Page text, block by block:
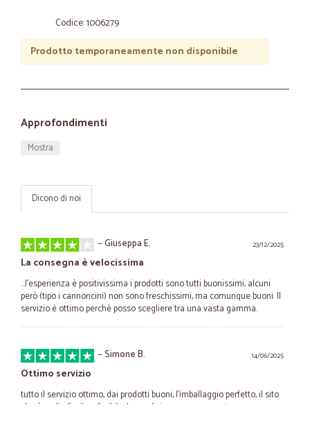
Codice: 1006279
Prodotto temporaneamente non disponibile
Approfondimenti
Mostra
Dicono di noi
23/12/2025
—Giuseppa E.
La consegna è velocissima
...l'esperienza è positivissima i prodotti sono tutti buonissimi, alcuni
però (tipo i cannoncini) non sono freschissimi, ma comunque buoni. Il
servizio è ottimo perchè posso scegliere tra una vasta gamma.
14/06/2025
—Simone B.
Ottimo servizio
tutto il servizio ottimo, dai prodotti buoni, l'imballaggio perfetto, il sito
che è molto facile e fruibile, la spedizione sempre precisa e